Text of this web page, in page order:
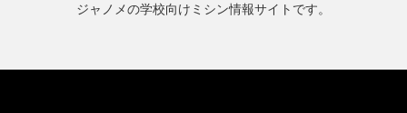
ジャノメの学校向けミシン情報サイトです。